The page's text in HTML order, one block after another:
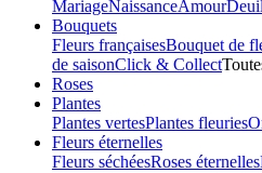
MariageNaissanceAmourDeuil
Bouquets
Fleurs françaisesBouquet de
de saisonClick & Collect
Roses
Plantes
Plantes vertesPlantes fleuries
Fleurs éternelles
Fleurs séchéesRoses éternelles